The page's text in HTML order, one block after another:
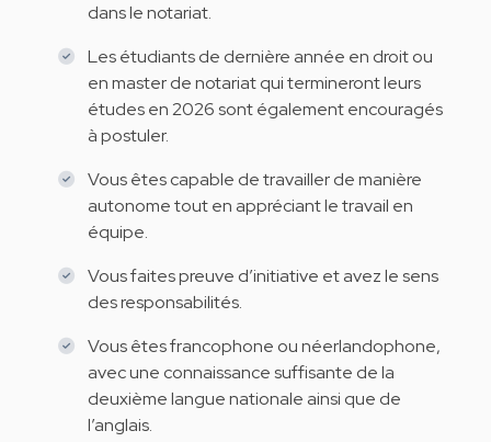
dans le notariat.
Les étudiants de dernière année en droit ou
en master de notariat qui termineront leurs
études en 2026 sont également encouragés
à postuler.
Vous êtes capable de travailler de manière
autonome tout en appréciant le travail en
équipe.
Vous faites preuve d’initiative et avez le sens
des responsabilités.
Vous êtes francophone ou néerlandophone,
avec une connaissance suffisante de la
deuxième langue nationale ainsi que de
l’anglais.